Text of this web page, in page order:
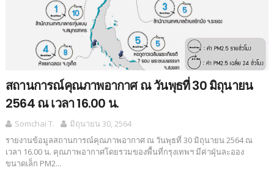
สถานการณ์คุณภาพอากาศ ณ วันพุธที่ 30 มิถุนายน
2564 ณ เวลา 16.00 น.
Somchai T.
มิถุนายน 30, 2564
รายงานข้อมูลสถานการณ์คุณภาพอากาศ ณ วันพุธที่ 30 มิถุนายน 2564 ณ
เวลา 16.00 น. คุณภาพอากาศโดยรวมของพื้นที่กรุงเทพฯ มีค่าฝุ่นละออง
ขนาดเล็ก PM2...